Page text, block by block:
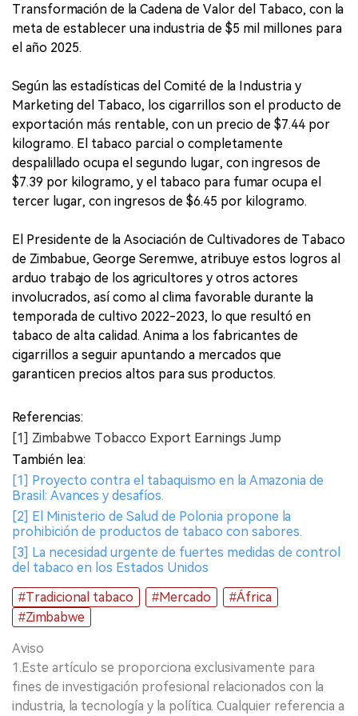
Transformación de la Cadena de Valor del Tabaco, con la
meta de establecer una industria de $5 mil millones para
el año 2025.
Según las estadísticas del Comité de la Industria y
Marketing del Tabaco, los cigarrillos son el producto de
exportación más rentable, con un precio de $7.44 por
kilogramo. El tabaco parcial o completamente
despalillado ocupa el segundo lugar, con ingresos de
$7.39 por kilogramo, y el tabaco para fumar ocupa el
tercer lugar, con ingresos de $6.45 por kilogramo.
El Presidente de la Asociación de Cultivadores de Tabaco
de Zimbabue, George Seremwe, atribuye estos logros al
arduo trabajo de los agricultores y otros actores
involucrados, así como al clima favorable durante la
temporada de cultivo 2022-2023, lo que resultó en
tabaco de alta calidad. Anima a los fabricantes de
cigarrillos a seguir apuntando a mercados que
garanticen precios altos para sus productos.
Referencias:
[1] Zimbabwe Tobacco Export Earnings Jump
También lea:
[1] Proyecto contra el tabaquismo en la Amazonia de
Brasil: Avances y desafíos.
[2] El Ministerio de Salud de Polonia propone la
prohibición de productos de tabaco con sabores.
[3] La necesidad urgente de fuertes medidas de control
del tabaco en los Estados Unidos
#Tradicional tabaco
#Mercado
#África
#Zimbabwe
Aviso
1.Este artículo se proporciona exclusivamente para
fines de investigación profesional relacionados con la
industria, la tecnología y la política. Cualquier referencia a